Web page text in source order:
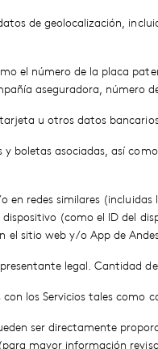
de geolocalización,
el número de la placa
aseguradora, número
u otros datos
boletas asociadas, así
redes similares
(como el ID del
el sitio web y/o App de
legal. Cantidad
los Servicios tales
ser directamente
mayor información